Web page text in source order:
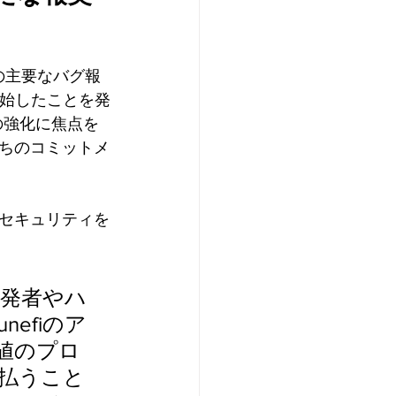
要なバグ報
したことを発
化に焦点を
のコミットメ
キュリティを
者やハ
のア
のプロ
うこと